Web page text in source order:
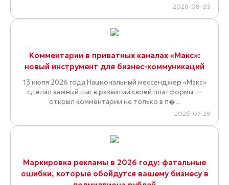
2026-08-03
Комментарии в приватных каналах «Макс»:
новый инструмент для бизнес-коммуникаций
13 июля 2026 года Национальный мессенджер «Макс»
сделал важный шаг в развитии своей платформы —
открыл комментарии не только в п�...
2026-07-29
Маркировка рекламы в 2026 году: фатальные
ошибки, которые обойдутся вашему бизнесу в